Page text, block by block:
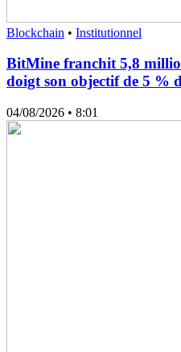
Blockchain • Institutionnel
BitMine franchit 5,8
doigt son objectif de 5 %
04/08/2026 • 8:01